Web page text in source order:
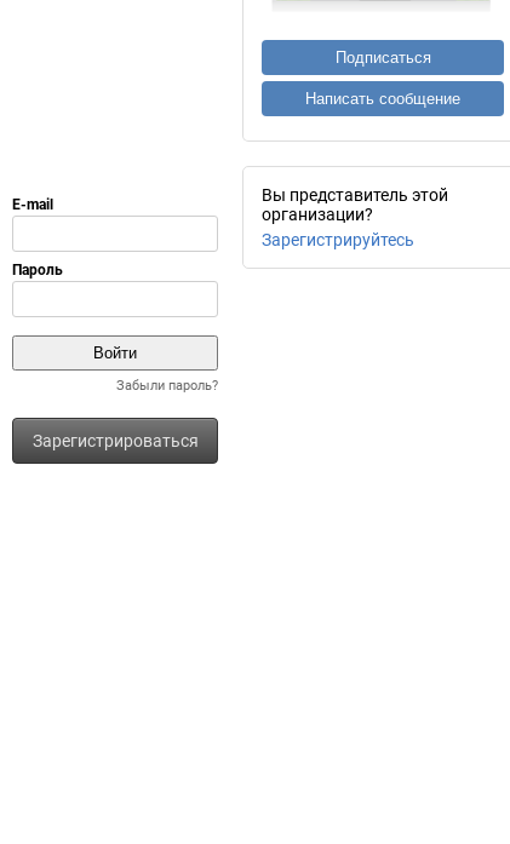
Забыли пароль?
Зарегистрироваться
Подписаться
Написать сообщение
Вы представитель этой
организации?
Зарегистрируйтесь